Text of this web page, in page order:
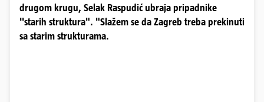
drugom krugu, Selak Raspudić ubraja pripadnike
''starih struktura". "Slažem se da Zagreb treba prekinuti
sa starim strukturama.